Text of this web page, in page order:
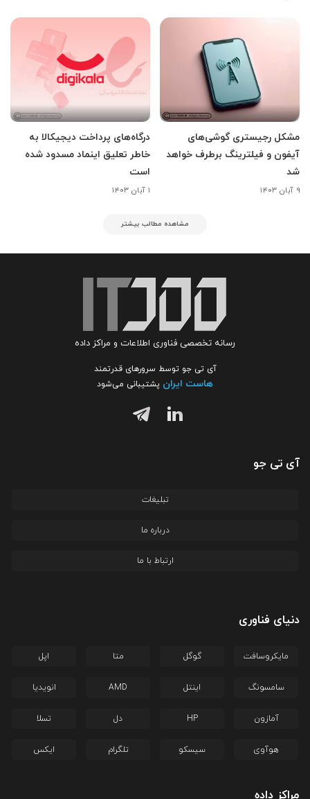
مشکل رجیستری گوشی‌های
آیفون و فیلترینگ برطرف خواهد
شد
۹ آبان ۱۴۰۳
درگاه‌های پرداخت دیجیکالا به
خاطر تعلیق اینماد مسدود شده
است
۱ آبان ۱۴۰۳
مشاهده مطالب بیشتر
رسانه تخصصی فناوری اطلاعات و مراکز داده
آی تی جو توسط سرورهای قدرتمند
هاست ایران پشتیبانی می‌شود
آی تی جو
تبلیغات
درباره ما
ارتباط با ما
دنیای فناوری
مایکروسافت گوگل متا اپل
سامسونگ اینتل AMD انویدیا
آمازون HP دل تسلا
هوآوی سیسکو تلگرام ایکس